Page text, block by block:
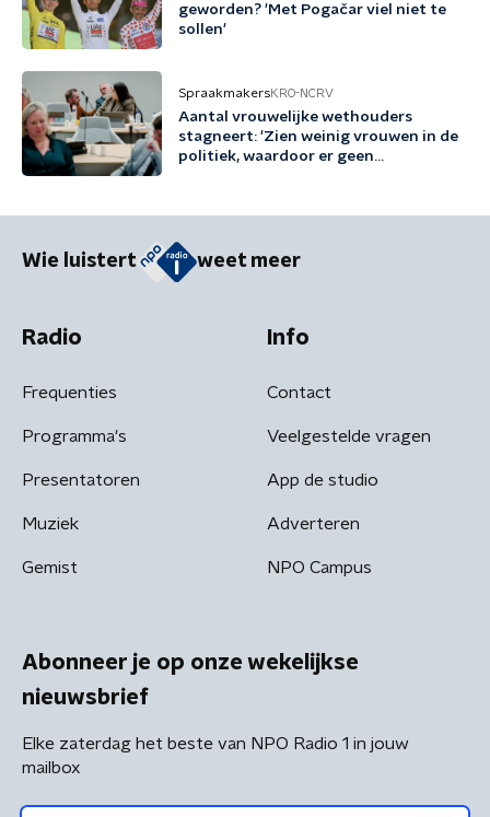
geworden? 'Met Pogačar viel niet te
sollen'
SpraakmakersKRO-NCRV
Aantal vrouwelijke wethouders
stagneert: 'Zien weinig vrouwen in de
politiek, waardoor er geen
Wie luistert weet meer
Radio
Frequenties
Programma's
Presentatoren
Muziek
Gemist
Info
Contact
Veelgestelde vragen
App de studio
Adverteren
NPO Campus
Abonneer je op onze wekelijkse
nieuwsbrief
Elke zaterdag het beste van NPO Radio 1 in jouw
mailbox